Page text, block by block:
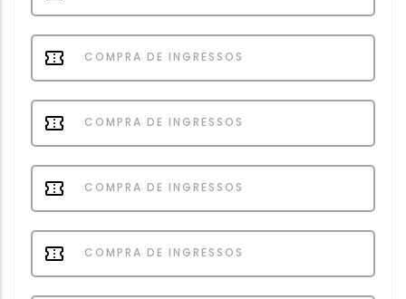
COMPRA DE INGRESSOS
COMPRA DE INGRESSOS
COMPRA DE INGRESSOS
COMPRA DE INGRESSOS